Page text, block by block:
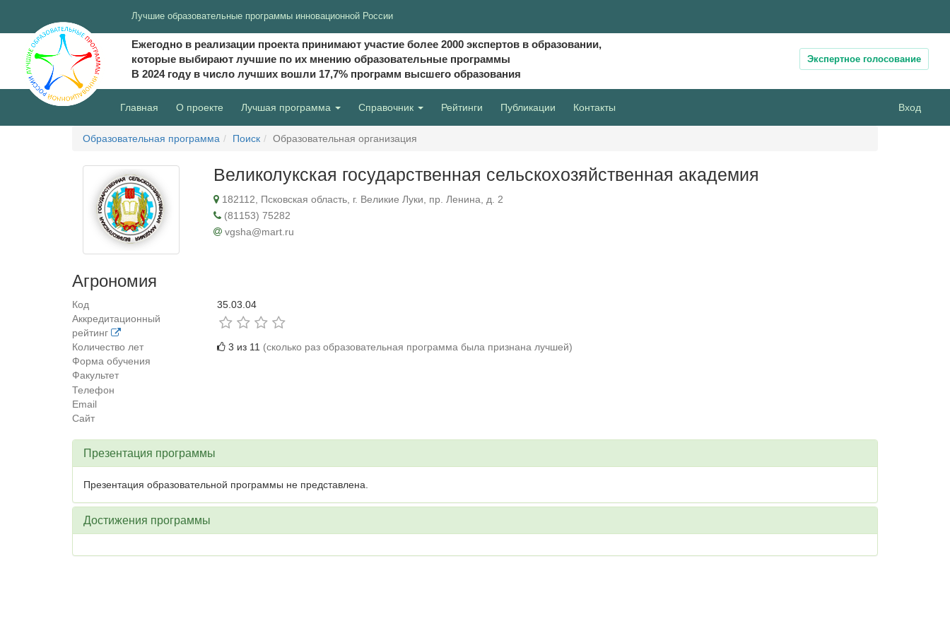
Лучшие образовательные программы инновационной России
Ежегодно в реализации проекта принимают участие более 2000 экспертов в образовании,
которые выбирают лучшие по их мнению образовательные программы
В 2024 году в число лучших вошли 17,7% программ высшего образования
Экспертное голосование
Главная О проекте (current)
Лучшая программа Справочник Рейтинги Публикации Контакты Вход
Образовательная программа Поиск Образовательная организация
Великолукская государственная сельскохозяйственная академия
182112, Псковская область, г. Великие Луки, пр. Ленина, д. 2
(81153) 75282
vgsha@mart.ru
Агрономия
Код
35.03.04
Аккредитационный
рейтинг
Количество лет
3 из 11 (сколько раз образовательная программа была признана лучшей)
Форма обучения
Факультет
Телефон
Email
Сайт
Презентация программы
Презентация образовательной программы не представлена.
Достижения программы